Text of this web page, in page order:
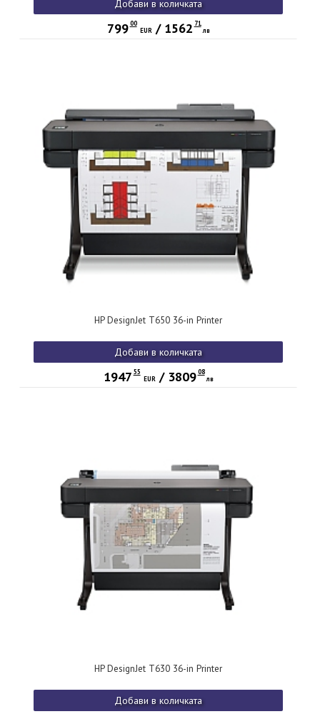
Добави в количката
799 00
EUR/ 1562 71
лв
HP DesignJet T650 36-in Printer
Добави в количката
1947 55
EUR/ 3809 08
лв
HP DesignJet T630 36-in Printer
Добави в количката